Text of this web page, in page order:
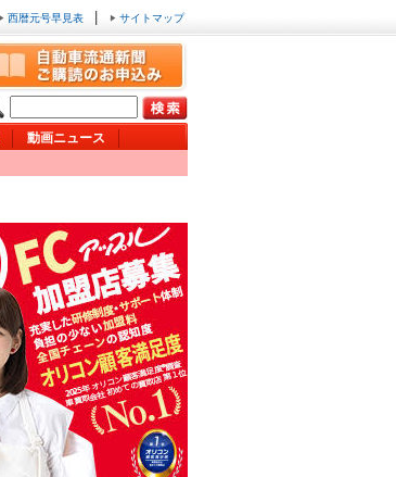
西暦元号早見表 サイトマップ
動画ニュース